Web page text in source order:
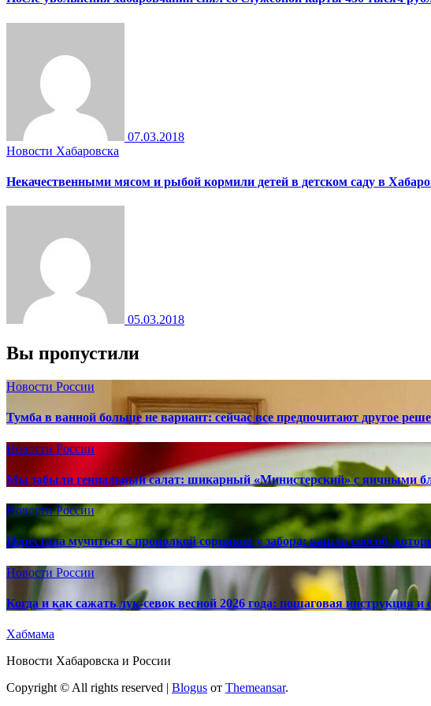
07.03.2018
Новости Хабаровска
Некачественными мясом и рыбой кормили детей в детском саду в
05.03.2018
Вы пропустили
Новости России
Тумба в ванной больше не вариант: сейчас все предпочитают другое
Новости России
Мы забыли гениальный салат: шикарный «Министерский» с яичными
Новости России
Перестала мучиться с прополкой сорняков у забора: нашла способ,
Новости России
Когда и как сажать лук-севок весной 2026 года: пошаговая инструкция и
Хабмама
Новости Хабаровска и России
Copyright © All rights reserved | Blogus от Themeansar.